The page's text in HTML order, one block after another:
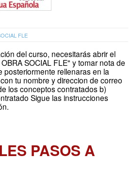
FLE
del curso, necesitarás abrir el
SOCIAL FLE" y tomar nota de
posteriormente rellenaras en la
tu nombre y direccion de correo
los conceptos contratados b)
Sigue las instrucciones
PASOS A